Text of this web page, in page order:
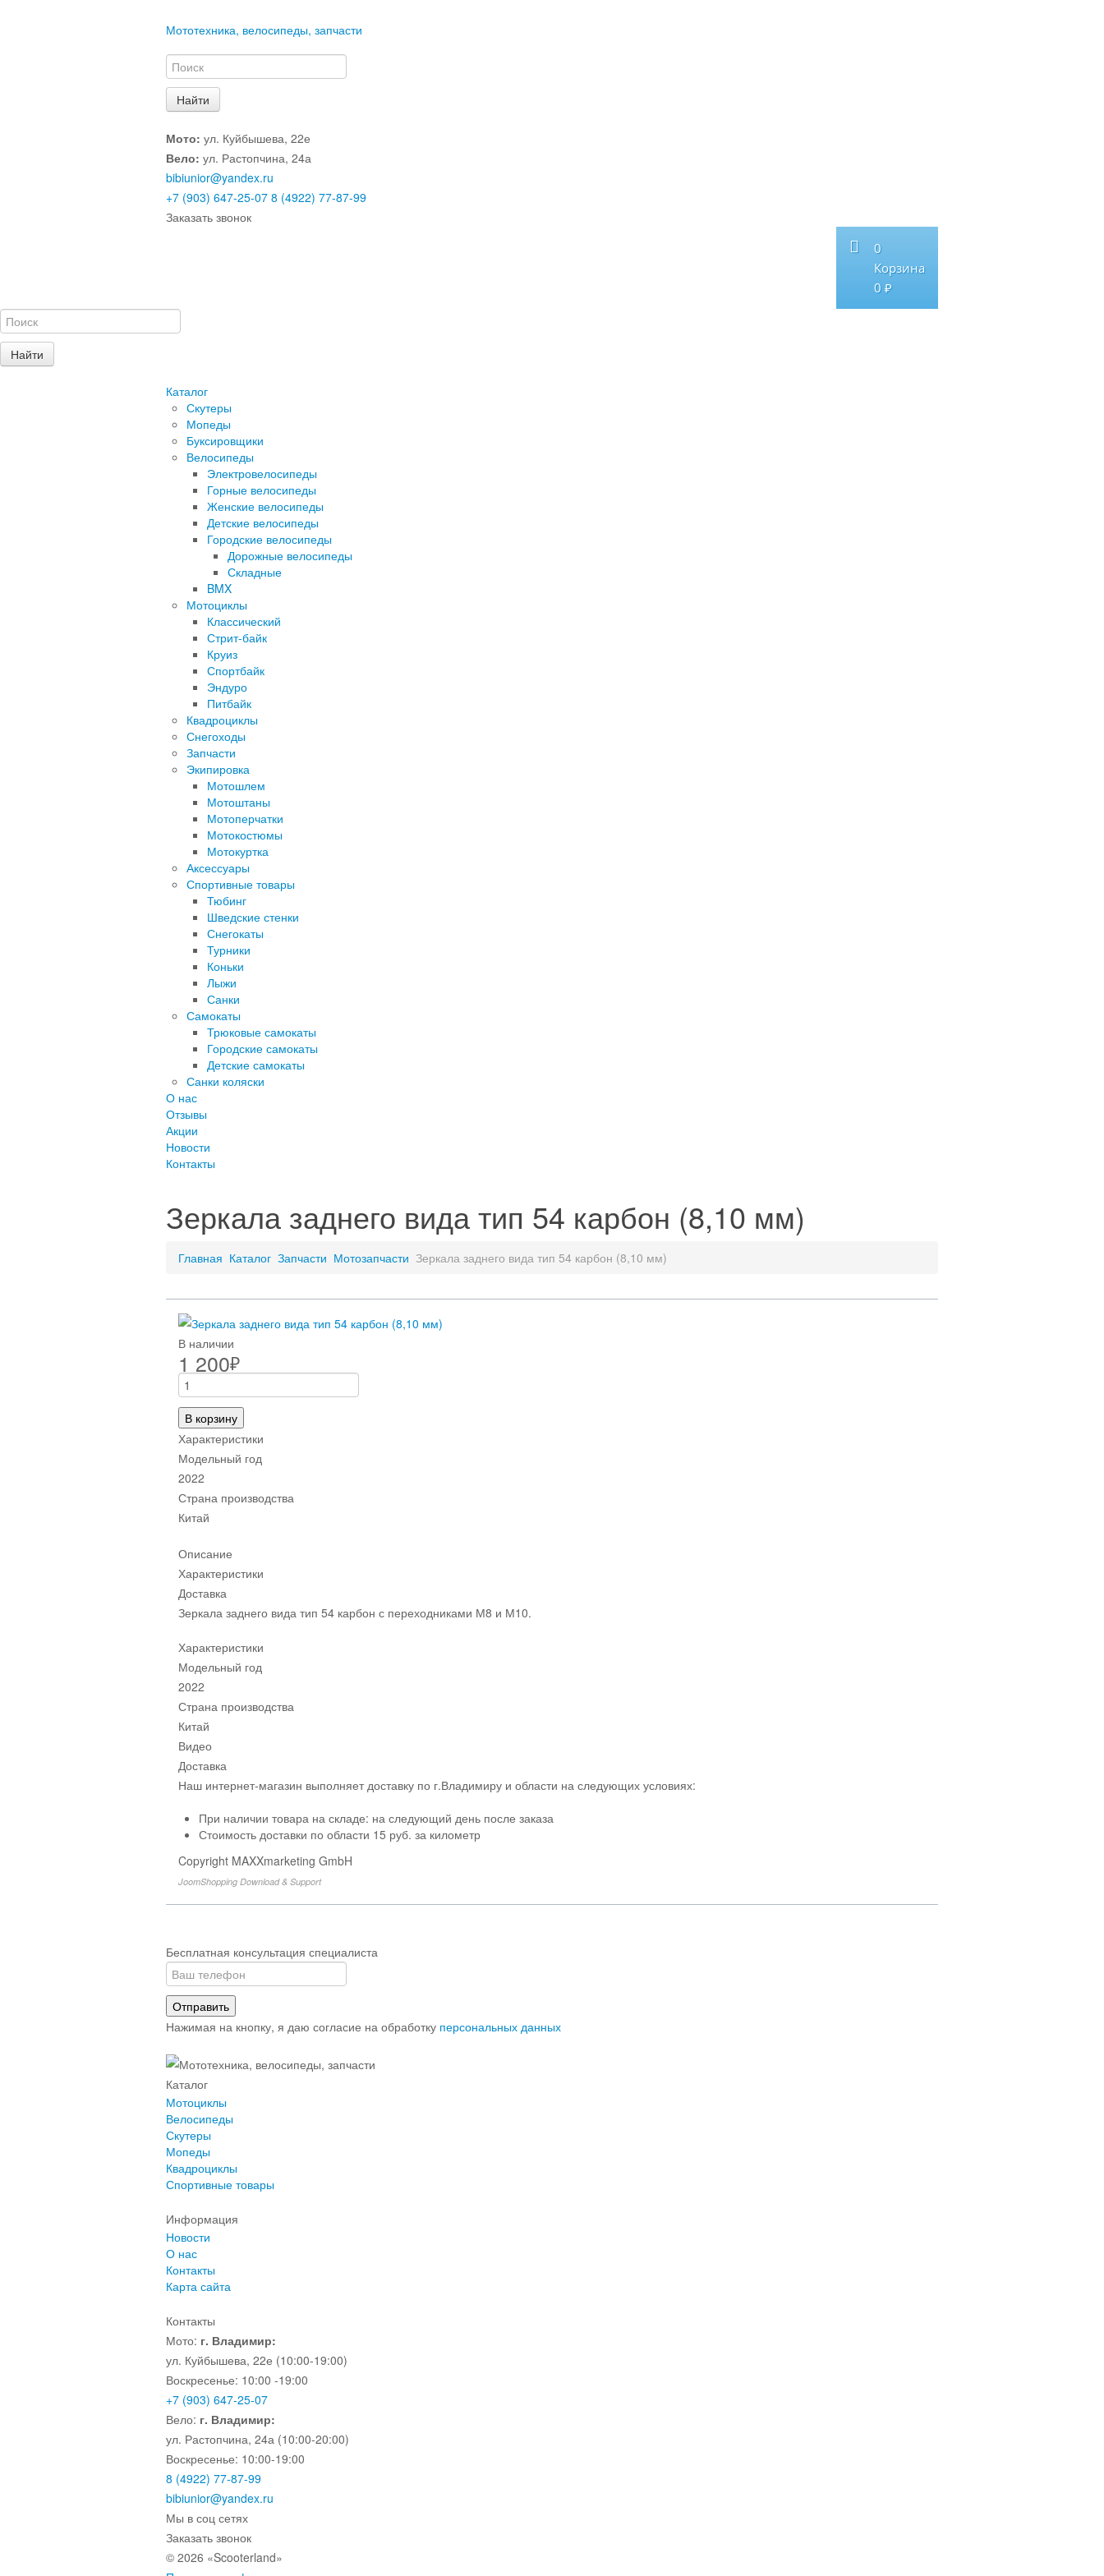
Мототехника, велосипеды, запчасти
Мото: ул. Куйбышева, 22е
Вело: ул. Растопчина, 24а
bibiunior@yandex.ru
+7 (903) 647-25-07 8 (4922) 77-87-99
Заказать звонок
0
Корзина
0 ₽
Каталог
Скутеры
Мопеды
Буксировщики
Велосипеды
Электровелосипеды
Горные велосипеды
Женские велосипеды
Детские велосипеды
Городские велосипеды
Дорожные велосипеды
Складные
BMX
Мотоциклы
Классический
Стрит-байк
Круиз
Спортбайк
Эндуро
Питбайк
Квадроциклы
Снегоходы
Запчасти
Экипировка
Мотошлем
Мотоштаны
Мотоперчатки
Мотокостюмы
Мотокуртка
Аксессуары
Спортивные товары
Тюбинг
Шведские стенки
Снегокаты
Турники
Коньки
Лыжи
Санки
Самокаты
Трюковые самокаты
Городские самокаты
Детские самокаты
Санки коляски
О нас
Отзывы
Акции
Новости
Контакты
Зеркала заднего вида тип 54 карбон (8,10 мм)
Главная Каталог Запчасти Мотозапчасти Зеркала заднего вида тип 54 карбон (8,10 мм)
В наличии
1 200₽
В корзину
Характеристики
Модельный год
2022
Страна производства
Китай
Описание
Характеристики
Доставка
Зеркала заднего вида тип 54 карбон с переходниками М8 и М10.
Характеристики
Модельный год
2022
Страна производства
Китай
Видео
Доставка
Наш интернет-магазин выполняет доставку по г.Владимиру и области на следующих условиях:
При наличии товара на складе: на следующий день после заказа
Стоимость доставки по области 15 руб. за километр
Copyright MAXXmarketing GmbH
JoomShopping Download & Support
Бесплатная консультация специалиста
Отправить
Нажимая на кнопку, я даю согласие на обработку персональных данных
Каталог
Мотоциклы
Велосипеды
Скутеры
Мопеды
Квадроциклы
Спортивные товары
Информация
Новости
О нас
Контакты
Карта сайта
Контакты
Мото: г. Владимир:
ул. Куйбышева, 22е (10:00-19:00)
Воскресенье: 10:00 -19:00
+7 (903) 647-25-07
Вело: г. Владимир:
ул. Растопчина, 24а (10:00-20:00)
Воскресенье: 10:00-19:00
8 (4922) 77-87-99
bibiunior@yandex.ru
Мы в соц сетях
Заказать звонок
© 2026 «Scooterland»